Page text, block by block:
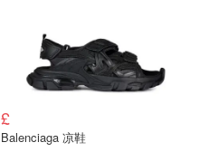
£
Balenciaga 凉鞋